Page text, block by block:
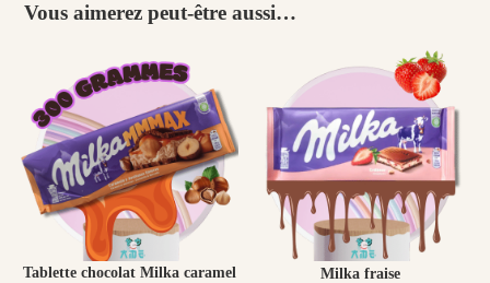
Vous aimerez peut-être aussi…
Tablette chocolat Milka caramel
Milka fraise